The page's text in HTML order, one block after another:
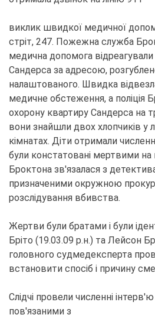
виклик швидкої медичної
стріт, 247. Пожежна служба
медична допомога
Сандерса за адресою,
налаштованого. Швидка
медичне обстеження, а поліція
охорону квартиру Сандерса на
вони знайшли двох хлопчиків у
кімнатах. Діти отримали
були констатовані мертвими на
Броктона зв'язалася з
призначеними окружною
розслідування вбивства.
Жертви були братами і були
Бріто (19.03.09 р.н.) та Лейсон
головного судмедексперта
встановити спосіб і причину
Слідчі провели численні
пов'язаними з